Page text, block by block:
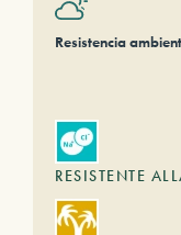
Resistencia
RESISTENTE